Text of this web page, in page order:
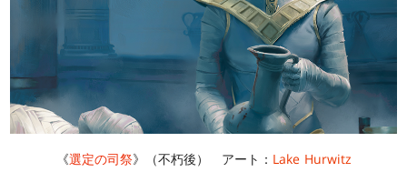
《選定の司祭》（不朽後） アート： Lake Hurwitz